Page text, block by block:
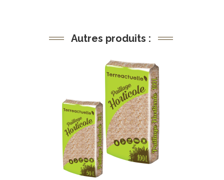
Autres produits :